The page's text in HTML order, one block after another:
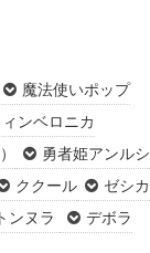
魔法使いポップ
ンベロニカ
勇者姫アンル
ククール
ゼシカ
ンヌラ
デボラ